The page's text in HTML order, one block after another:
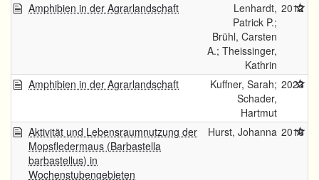
Amphibien in der Agrarlandschaft
Lenhardt,
Patrick P.;
Brühl, Carsten
A.; Theissinger,
Kathrin
2012
Amphibien in der Agrarlandschaft
Kuffner, Sarah;
Schader,
Hartmut
2023
Aktivität und Lebensraumnutzung der
Mopsfledermaus (Barbastella
barbastellus) in
Wochenstubengebieten
Hurst, Johanna 2016